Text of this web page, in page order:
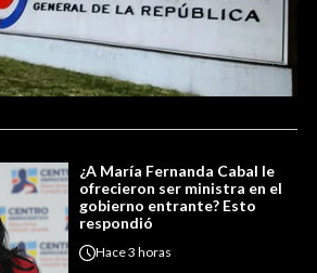
¿A María Fernanda Cabal le
ofrecieron ser ministra en el
gobierno entrante? Esto
respondió
Hace3 horas